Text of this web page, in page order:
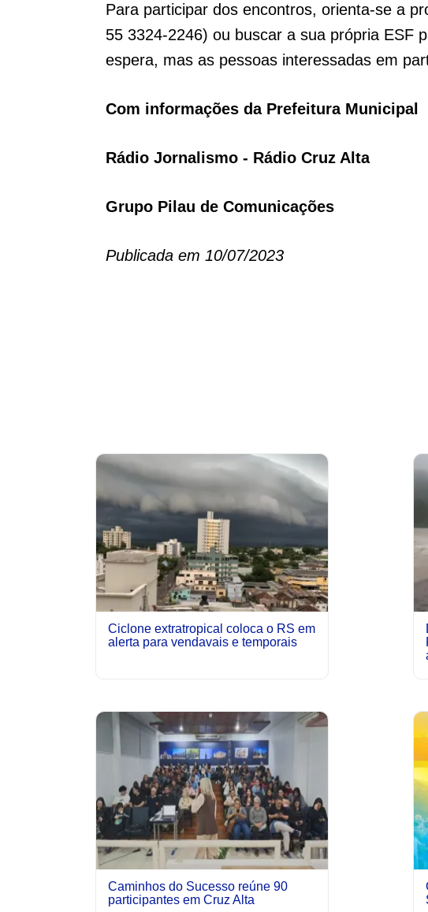
Para participar dos encontros, orienta-se a
55 3324-2246) ou buscar a sua própria ESF
espera, mas as pessoas interessadas em
Com informações da Prefeitura Municipal
Rádio Jornalismo - Rádio Cruz Alta
Grupo Pilau de Comunicações
Publicada em 10/07/2023
Ciclone extratropical coloca o RS em
alerta para vendavais e temporais
Caminhos do Sucesso reúne 90
participantes em Cruz Alta